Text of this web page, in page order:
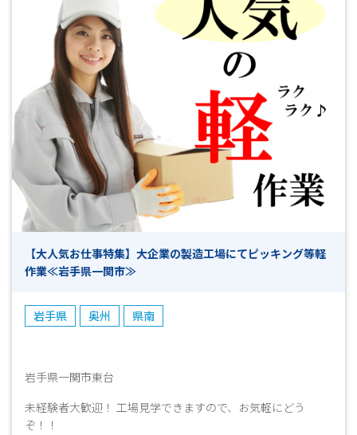
【大人気お仕事特集】大企業の製造工場にてピッキング等軽
作業≪岩手県一関市≫
岩手県 奥州 県南
岩手県一関市東台
未経験者大歓迎！ 工場見学できますので、お気軽にどう
ぞ！！